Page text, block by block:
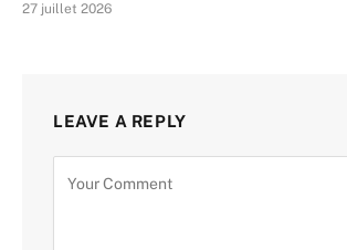
27 juillet 2026
LEAVE A REPLY